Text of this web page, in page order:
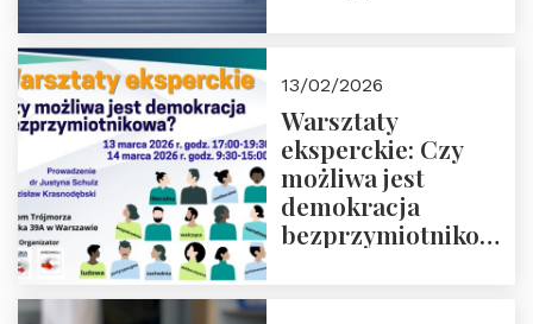
13/02/2026
Warsztaty
eksperckie: Czy
możliwa jest
demokracja
bezprzymiotnikowa?